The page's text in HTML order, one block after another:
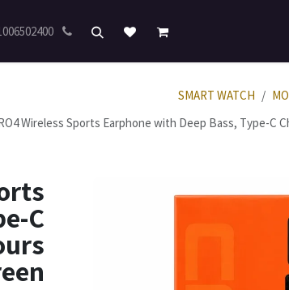
SMART WATCH
Wireless Sports Earphone with Deep Bass, Type-C
C